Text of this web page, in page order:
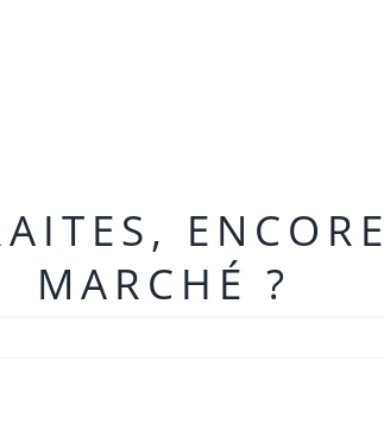
MARCHÉ ?